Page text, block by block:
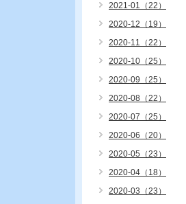
2021-01（22）
2020-12（19）
2020-11（22）
2020-10（25）
2020-09（25）
2020-08（22）
2020-07（25）
2020-06（20）
2020-05（23）
2020-04（18）
2020-03（23）